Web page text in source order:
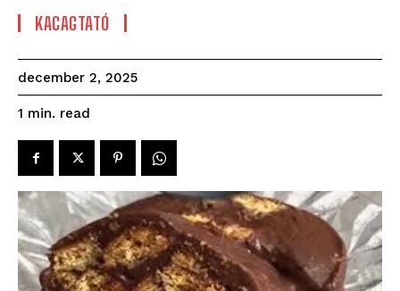
KACAGTATÓ
december 2, 2025
1 min. read